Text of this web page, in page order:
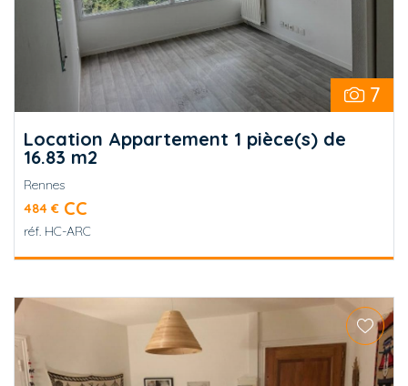
7
Location Appartement 1 pièce(s) de
16.83 m2
Rennes
484 € CC
réf. HC-ARC